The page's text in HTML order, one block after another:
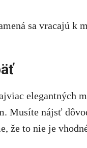
sa vracajú k
elegantných
Musíte nájsť
že to nie je